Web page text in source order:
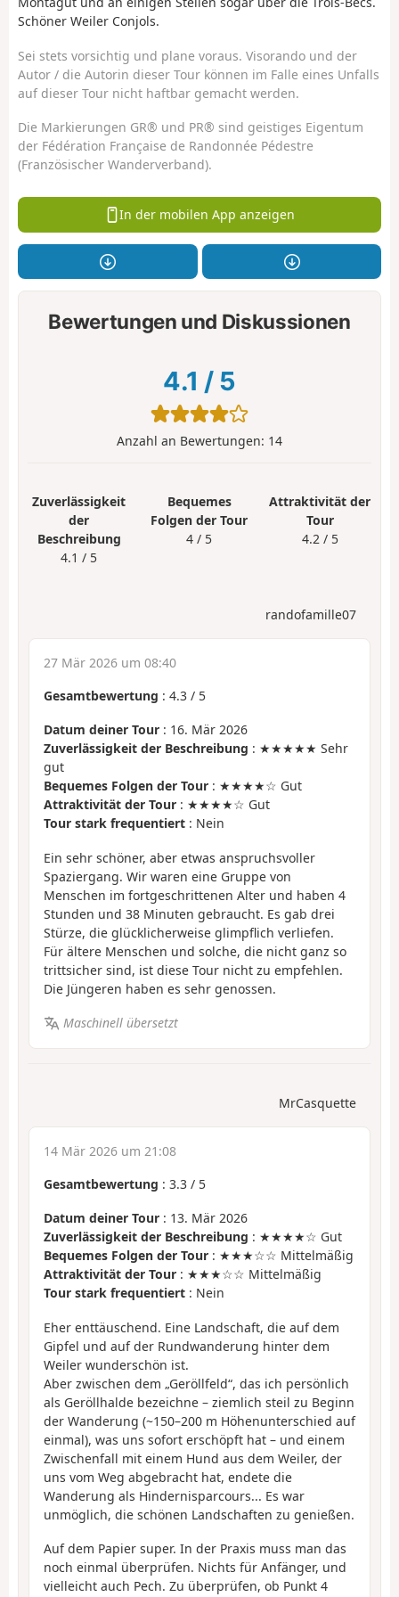
Schöner Weiler Conjols.
Sei stets vorsichtig und plane voraus. Visorando und der
Autor / die Autorin dieser Tour können im Falle eines Unfalls
auf dieser Tour nicht haftbar gemacht werden.
Die Markierungen GR® und PR® sind geistiges Eigentum
der Fédération Française de Randonnée Pédestre
(Französischer Wanderverband).
In der mobilen App anzeigen
Bewertungen und Diskussionen
4.1 / 5
Anzahl an Bewertungen: 14
Zuverlässigkeit
der
Beschreibung
4.1 / 5
Bequemes
Folgen der Tour
4 / 5
Attraktivität der
Tour
4.2 / 5
randofamille07
27 Mär 2026 um 08:40
Gesamtbewertung : 4.3 / 5
Datum deiner Tour : 16. Mär 2026
Zuverlässigkeit der Beschreibung : ★★★★★ Sehr
gut
Bequemes Folgen der Tour : ★★★★☆ Gut
Attraktivität der Tour : ★★★★☆ Gut
Tour stark frequentiert : Nein
Ein sehr schöner, aber etwas anspruchsvoller
Spaziergang. Wir waren eine Gruppe von
Menschen im fortgeschrittenen Alter und haben 4
Stunden und 38 Minuten gebraucht. Es gab drei
Stürze, die glücklicherweise glimpflich verliefen.
Für ältere Menschen und solche, die nicht ganz so
trittsicher sind, ist diese Tour nicht zu empfehlen.
Die Jüngeren haben es sehr genossen.
Maschinell übersetzt
MrCasquette
14 Mär 2026 um 21:08
Gesamtbewertung : 3.3 / 5
Datum deiner Tour : 13. Mär 2026
Zuverlässigkeit der Beschreibung : ★★★★☆ Gut
Bequemes Folgen der Tour : ★★★☆☆ Mittelmäßig
Attraktivität der Tour : ★★★☆☆ Mittelmäßig
Tour stark frequentiert : Nein
Eher enttäuschend. Eine Landschaft, die auf dem
Gipfel und auf der Rundwanderung hinter dem
Weiler wunderschön ist.
Aber zwischen dem „Geröllfeld“, das ich persönlich
als Geröllhalde bezeichne – ziemlich steil zu Beginn
der Wanderung (~150–200 m Höhenunterschied auf
einmal), was uns sofort erschöpft hat – und einem
Zwischenfall mit einem Hund aus dem Weiler, der
uns vom Weg abgebracht hat, endete die
Wanderung als Hindernisparcours... Es war
unmöglich, die schönen Landschaften zu genießen.
Auf dem Papier super. In der Praxis muss man das
noch einmal überprüfen. Nichts für Anfänger, und
vielleicht auch Pech. Zu überprüfen, ob Punkt 4